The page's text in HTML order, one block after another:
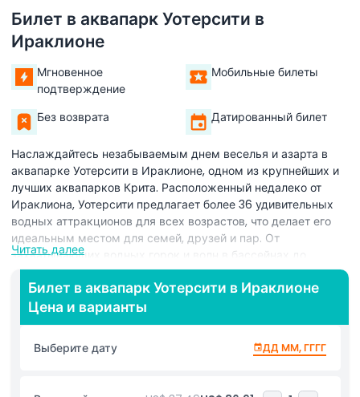
Билет в аквапарк Уотерсити в
Ираклионе
Мгновенное
подтверждение
Мобильные билеты
Без возврата Датированный билет
Наслаждайтесь незабываемым днем веселья и азарта в
аквапарке Уотерсити в Ираклионе, одном из крупнейших и
лучших аквапарков Крита. Расположенный недалеко от
Ираклиона, Уотерсити предлагает более 36 удивительных
водных аттракционов для всех возрастов, что делает его
идеальным местом для семей, друзей и пар. От
захватывающих водных горок и волн в бассейнах до
ленивой реки и детских зон для плескания — здесь
найдется что-то для каждого. Искатели адреналина оценят
горки Камикэдзи и Турбо, а младшие посетители смогут
насладиться безопасными и веселыми детскими
бассейнами и игровыми зонами. Если хотите расслабиться,
поплавайте по ленивой реке или отдохните в джакузи. В
кафе с закусками, напитками и блюдами в течение всего
Читать далее
Билет в аквапарк Уотерсити в Ираклионе
Цена и варианты
Выберите дату ДД ММ, ГГГГ